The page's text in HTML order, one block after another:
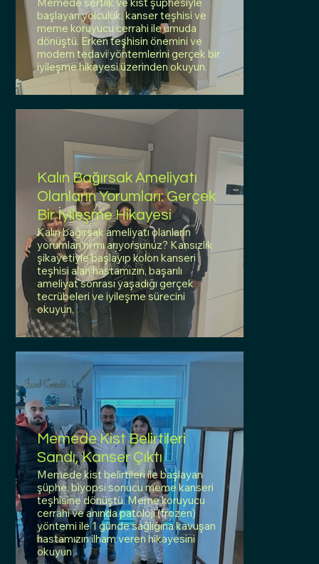
başlayan yolculuk, kanser teşhisi ve
meme koruyucu cerrahi ile umuda
dönüştü. Erken teşhisin önemini ve
modern tedavi yöntemlerini gerçek bir
iyileşme hikayesi üzerinden okuyun.
Kalın Bağırsak Ameliyatı
Olanların Yorumları: Gerçek
Bir İyileşme Hikayesi
Kalın bağırsak ameliyatı olanların
yorumları'nı mı arıyorsunuz? Kansızlık
şikayetiyle başlayıp kolon kanseri
teşhisi alan hastamızın, başarılı
ameliyat sonrası yaşadığı gerçek
tecrübeleri ve iyileşme sürecini
okuyun.
Memede Kist Belirtileri
Sandı, Kanser Çıktı
Memede kist belirtileri ile başlayan
şüphe, biyopsi sonucu meme kanseri
teşhisine dönüştü. Meme koruyucu
cerrahi ve anında patoloji (frozen)
yöntemi ile 1 günde sağlığına kavuşan
hastamızın ilham veren hikayesini
okuyun